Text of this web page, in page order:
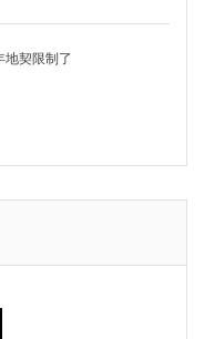
契限制了